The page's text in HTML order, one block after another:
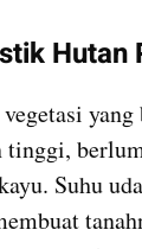
Hutan
yang
tinggi,
Suhu